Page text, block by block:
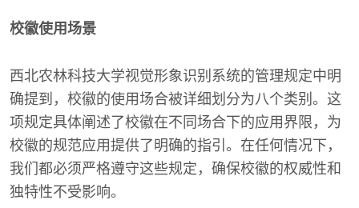
校徽使用场景
西北农林科技大学视觉形象识别系统的管理规定中明
确提到，校徽的使用场合被详细划分为八个类别。这
项规定具体阐述了校徽在不同场合下的应用界限，为
校徽的规范应用提供了明确的指引。在任何情况下，
我们都必须严格遵守这些规定，确保校徽的权威性和
独特性不受影响。